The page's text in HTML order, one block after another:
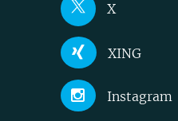
X
Joerg
Nick Akinci
XING
Joerg
Instagram